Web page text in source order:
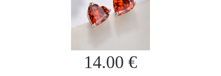
14.00 €